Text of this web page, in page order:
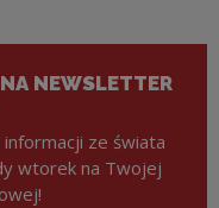
NEWSLETTER
informacji ze świata
wtorek na Twojej